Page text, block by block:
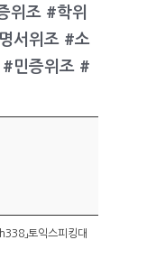
위조 #학위
서위조 #소
#민증위조 #
」토익스피킹대